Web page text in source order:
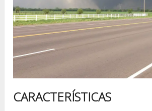
CARACTERÍSTICAS